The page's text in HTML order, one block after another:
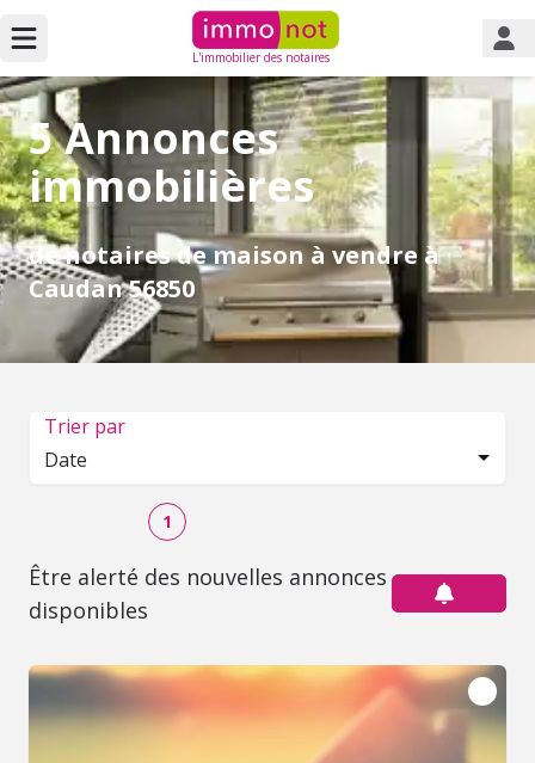
L'immobilier des notaires
5 Annonces
immobilières
de notaires de maison à vendre à
Caudan 56850
Trier par
Date
1
Être alerté des nouvelles annonces
disponibles